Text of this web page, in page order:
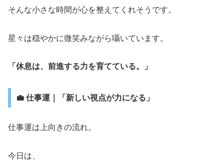
そんな小さな時間が心を整えてくれそうです。
星々は穏やかに微笑みながら囁いています。
「休息は、前進する力を育てている。」
💼 仕事運｜「新しい視点が力になる」
仕事運は上向きの流れ。
今日は、